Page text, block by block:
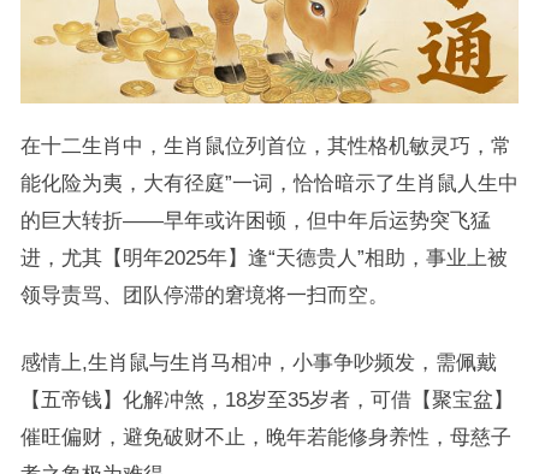
在十二生肖中，生肖鼠位列首位，其性格机敏灵巧，常
能化险为夷，大有径庭”一词，恰恰暗示了生肖鼠人生中
的巨大转折——早年或许困顿，但中年后运势突飞猛
进，尤其【明年2025年】逢“天德贵人”相助，事业上被
领导责骂、团队停滞的窘境将一扫而空。
感情上,生肖鼠与生肖马相冲，小事争吵频发，需佩戴
【五帝钱】化解冲煞，18岁至35岁者，可借【聚宝盆】
催旺偏财，避免破财不止，晚年若能修身养性，母慈子